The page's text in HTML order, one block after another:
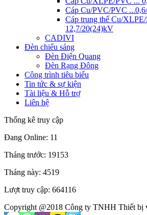
Cáp Cu/PVC/PVC
Cáp trung thế Cu/
12,7/20(24)kV
CADIVI
Đèn chiếu sáng
Đèn Điện Quang
Đèn Rạng Đông
Công trình tiêu biểu
Tin tức & sự kiện
Tài liệu & Hỗ trợ
Liên hệ
Thống kê truy cập
Đang Online: 11
Tháng trước: 19153
Tháng này: 4519
Lượt truy cập: 664116
Copyright @2018 Công ty TNHH Thiết bị